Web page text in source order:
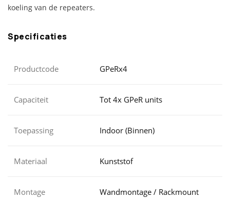
koeling van de repeaters.
Specificaties
Productcode GPeRx4
Capaciteit Tot 4x GPeR units
Toepassing Indoor (Binnen)
Materiaal Kunststof
Montage
Wandmontage / Rackmount